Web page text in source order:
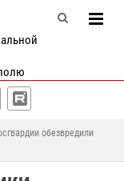
обезвредили